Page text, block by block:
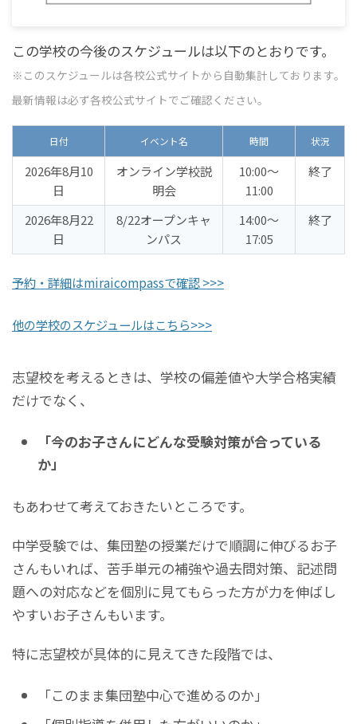
この学校の今後のスケジュールは以下のとおりです。
※このスケジュールは各校公式サイトから自動集計しております。
最新情報は必ず各校公式サイトでご確認ください。
日付 イベント名 時間 状況
2026年8月10
日
オンライン学校説
明会
10:00〜
11:00
終了
2026年8月22
日
8/22オープンキャ
ンパス
14:00〜
17:05
終了
予約・詳細はmiraicompassで確認 >>>
他の学校のスケジュールはこちら>>>
志望校を考えるときは、学校の偏差値や大学合格実績
だけでなく、
「今のお子さんにどんな受験対策が合っている
か」
もあわせて考えておきたいところです。
中学受験では、集団塾の授業だけで順調に伸びるお子
さんもいれば、苦手単元の補強や過去問対策、記述問
題への対応などを個別に見てもらった方が力を伸ばし
やすいお子さんもいます。
特に志望校が具体的に見えてきた段階では、
「このまま集団塾中心で進めるのか」